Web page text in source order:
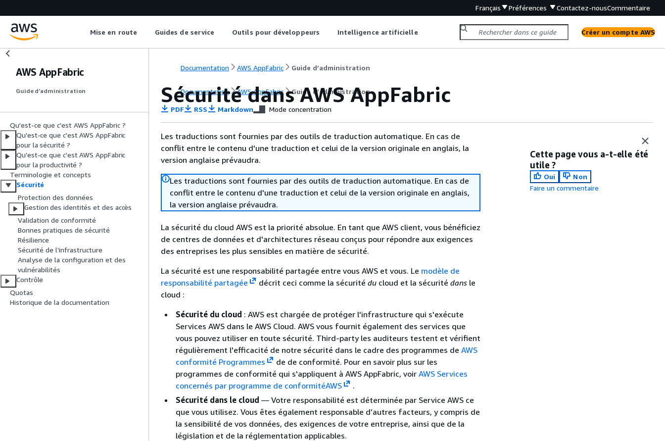
Français Préférences Contactez-nousCommentaire
Mise en route Guides de service Outils pour développeurs Intelligence artificielle Créer un compte AWS
AWS AppFabric
Guide d’administration
Qu'est-ce que c'est AWS AppFabric ?
Qu'est-ce que c'est AWS AppFabric
pour la sécurité ?
Qu'est-ce que c'est AWS AppFabric
pour la productivité ?
Terminologie et concepts
Sécurité
Protection des données
Gestion des identités et des accès
Validation de conformité
Bonnes pratiques de sécurité
Résilience
Sécurité de l’infrastructure
Analyse de la configuration et des
vulnérabilités
Contrôle
Quotas
Historique de la documentation
Documentation AWS AppFabric Guide d’administration
Documentation AWS AppFabric Guide d’administration
Sécurité dans AWS AppFabric
PDF RSS Markdown Mode concentration
Les traductions sont fournies par des outils de traduction automatique. En cas de
conflit entre le contenu d'une traduction et celui de la version originale en anglais, la
version anglaise prévaudra.
Les traductions sont fournies par des outils de traduction automatique. En cas de
conflit entre le contenu d'une traduction et celui de la version originale en anglais,
la version anglaise prévaudra.
La sécurité du cloud AWS est la priorité absolue. En tant que AWS client, vous bénéficiez
de centres de données et d'architectures réseau conçus pour répondre aux exigences
des entreprises les plus sensibles en matière de sécurité.
La sécurité est une responsabilité partagée entre vous AWS et vous. Le modèle de
responsabilité partagée
décrit ceci comme la sécurité ducloud et la sécurité dansle
cloud :
Sécurité du cloud : AWS est chargée de protéger l'infrastructure qui s'exécute
Services AWS dans le AWS Cloud. AWS vous fournit également des services que
vous pouvez utiliser en toute sécurité. Third-party les auditeurs testent et vérifient
régulièrement l'efficacité de notre sécurité dans le cadre des programmes de AWS
conformité Programmes
de de conformité. Pour en savoir plus sur les
programmes de conformité qui s'appliquent à AWS AppFabric, voir AWS Services
concernés par programme de conformitéAWS
.
Sécurité dans le cloud — Votre responsabilité est déterminée par Service AWS ce
que vous utilisez. Vous êtes également responsable d’autres facteurs, y compris de
la sensibilité de vos données, des exigences de votre entreprise, ainsi que de la
législation et de la réglementation applicables.
Cette page vous a-t-elle été
utile ?
Oui
Non
Faire un commentaire